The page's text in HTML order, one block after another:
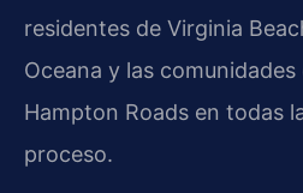
residentes de Virginia
Oceana y las
Hampton Roads en todas
proceso.